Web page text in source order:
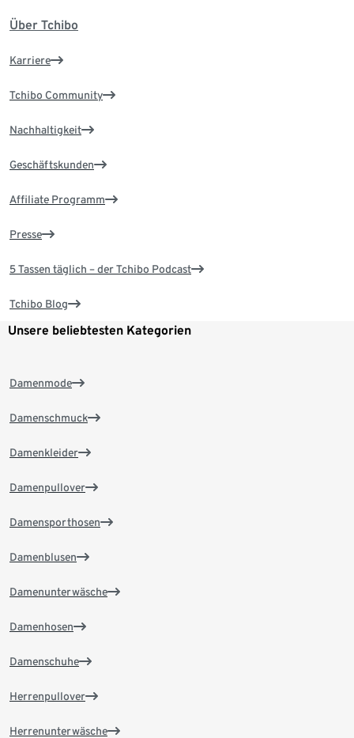
Über Tchibo
Karriere
Tchibo Community
Nachhaltigkeit
Geschäftskunden
Affiliate Programm
Presse
5 Tassen täglich – der Tchibo Podcast
Tchibo Blog
Unsere beliebtesten Kategorien
Damenmode
Damenschmuck
Damenkleider
Damenpullover
Damensporthosen
Damenblusen
Damenunterwäsche
Damenhosen
Damenschuhe
Herrenpullover
Herrenunterwäsche